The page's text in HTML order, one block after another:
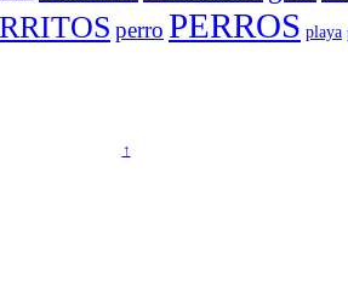
perro PERROS playa
↑